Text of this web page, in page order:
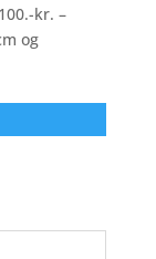
kr. –
og